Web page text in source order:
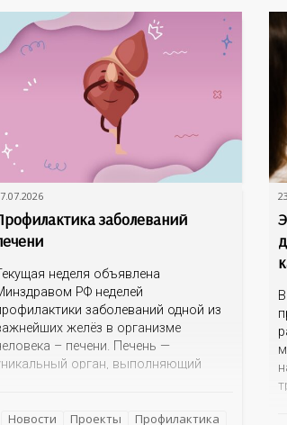
заболеваний
неделя объявлена
РФ неделей
заболеваний одной из
желёз в организме
– печени. Печень —
орган, выполняющий
а также регуляцию обмена веществ.
Новости Проекты
Профилактика